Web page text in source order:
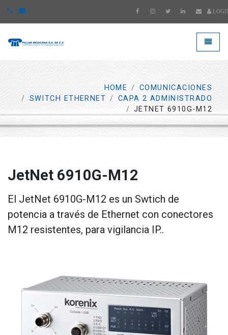
#### ###
HOME
COMUNICACIONES
SWITCH ETHERNET
CAPA 2 ADMINISTRADO
JETNET 6910G-M12
JetNet 6910G-M12
El JetNet 6910G-M12 es un Swtich de
potencia a través de Ethernet con conectores
M12 resistentes, para vigilancia IP..